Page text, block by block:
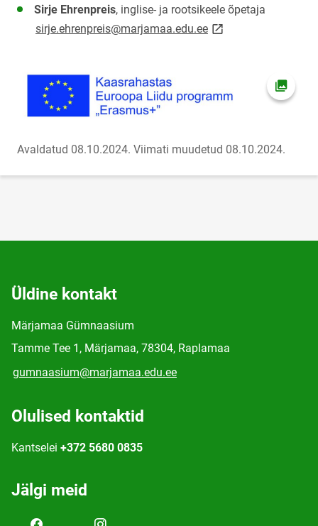
Sirje Ehrenpreis, inglise- ja rootsikeele õpetaja
sirje.ehrenpreis@marjamaa.edu.eelink opens on new
Ava
Avaldatud 08.10.2024. Viimati muudetud 08.10.2024.
Üldine kontakt
Märjamaa Gümnaasium
Tamme Tee 1, Märjamaa, 78304, Raplamaa
gumnaasium@marjamaa.edu.ee
Olulised kontaktid
Kantselei +372 5680 0835
Jälgi meid